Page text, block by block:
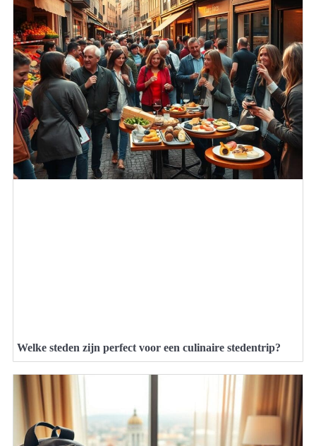
Welke steden zijn perfect voor een culinaire stedentrip?